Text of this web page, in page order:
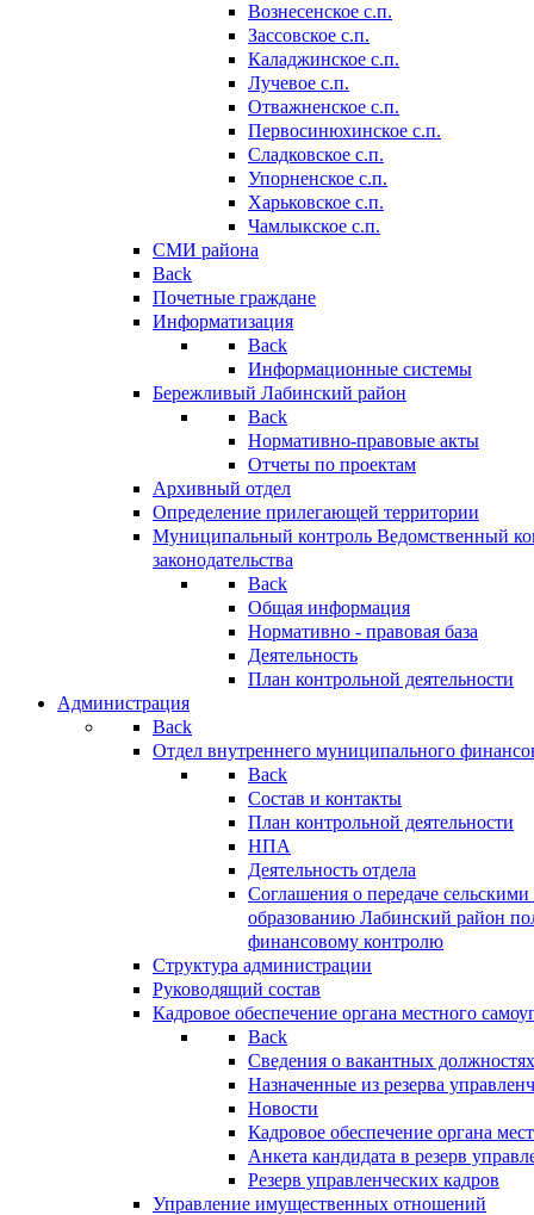
Вознесенское с.п.
Зассовское с.п.
Каладжинское с.п.
Лучевое с.п.
Отважненское с.п.
Первосинюхинское с.п.
Сладковское с.п.
Упорненское с.п.
Харьковское с.п.
Чамлыкское с.п.
СМИ района
Back
Почетные граждане
Информатизация
Back
Информационные системы
Бережливый Лабинский район
Back
Нормативно-правовые акты
Отчеты по проектам
Архивный отдел
Определение прилегающей территории
Муниципальный контроль Ведомственный
законодательства
Back
Общая информация
Нормативно - правовая база
Деятельность
План контрольной деятельности
Администрация
Back
Отдел внутреннего муниципального
Back
Состав и контакты
План контрольной деятельности
НПА
Деятельность отдела
Соглашения о передаче
образованию Лабинский район
финансовому контролю
Структура администрации
Руководящий состав
Кадровое обеспечение органа местного
Back
Сведения о вакантных
Назначенные из резерва
Новости
Кадровое обеспечение органа
Анкета кандидата в резерв
Резерв управленческих кадров
Управление имущественных отношений